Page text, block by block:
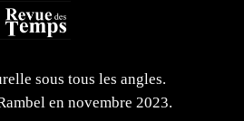
sous tous les angles.
en novembre 2023.